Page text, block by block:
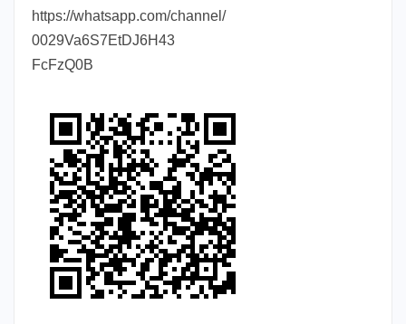
https://whatsapp.com/channel/
0029Va6S7EtDJ6H43
FcFzQ0B